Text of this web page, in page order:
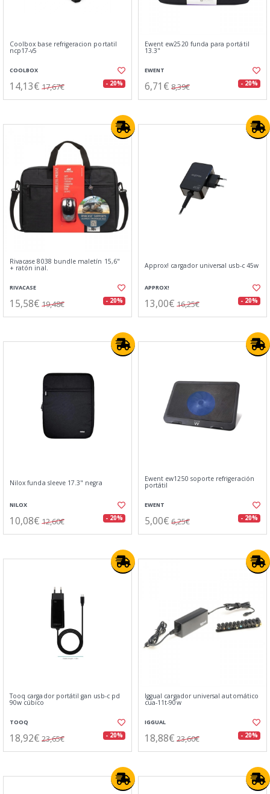
Coolbox base refrigeracion portatil
ncp17-v5
COOLBOX
14,13€ 17,67€ - 20%
Ewent ew2520 funda para portátil
13.3"
EWENT
6,71€ 8,39€ - 20%
Rivacase 8038 bundle maletín 15,6"
+ ratón inal.
RIVACASE
15,58€ 19,48€ - 20%
Approx! cargador universal usb-c 45w
APPROX!
13,00€ 16,25€ - 20%
Nilox funda sleeve 17.3" negra
NILOX
10,08€ 12,60€ - 20%
Ewent ew1250 soporte refrigeración
portátil
EWENT
5,00€ 6,25€ - 20%
Tooq cargador portátil gan usb-c pd
90w cúbico
TOOQ
18,92€ 23,65€ - 20%
Iggual cargador universal automático
cua-11t-90w
IGGUAL
18,88€ 23,60€ - 20%